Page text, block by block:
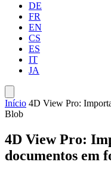
DE
FR
EN
CS
ES
IT
JA
Início 4D View Pro:
Blob
4D View Pro:
documentos em